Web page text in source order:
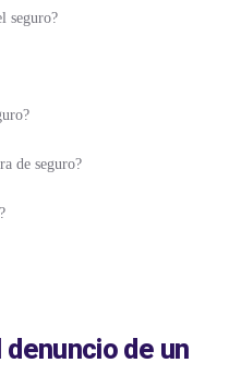
seguro?
de seguro?
de un